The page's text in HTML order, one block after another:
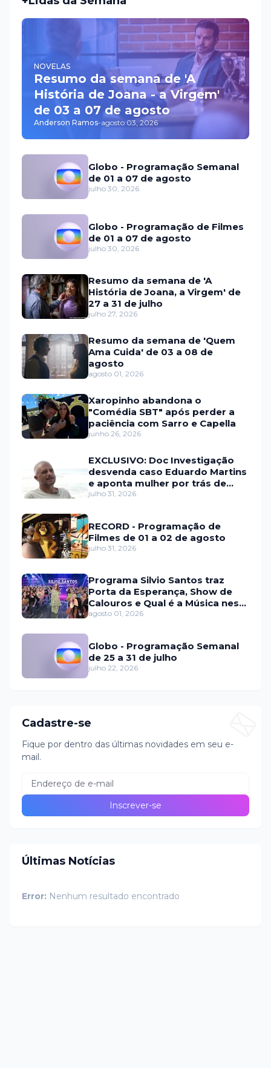
NOVELAS
Resumo da semana de 'A
História de Joana - a Virgem'
de 03 a 07 de agosto
Anderson Ramos-agosto 03, 2026
Globo - Programação Semanal
de 01 a 07 de agosto
julho 30, 2026
Globo - Programação de Filmes
de 01 a 07 de agosto
julho 30, 2026
Resumo da semana de 'A
História de Joana, a Virgem' de
27 a 31 de julho
julho 27, 2026
Resumo da semana de 'Quem
Ama Cuida' de 03 a 08 de
agosto
agosto 01, 2026
Xaropinho abandona o
"Comédia SBT" após perder a
paciência com Sarro e Capella
junho 26, 2026
EXCLUSIVO: Doc Investigação
desvenda caso Eduardo Martins
e aponta mulher por trás de
fraude internacional
julho 31, 2026
RECORD - Programação de
Filmes de 01 a 02 de agosto
julho 31, 2026
Programa Silvio Santos traz
Porta da Esperança, Show de
Calouros e Qual é a Música neste
domingo (2)
agosto 01, 2026
Globo - Programação Semanal
de 25 a 31 de julho
julho 22, 2026
Cadastre-se
Fique por dentro das últimas novidades em seu e-
mail.
Últimas Notícias
Error: Nenhum resultado encontrado